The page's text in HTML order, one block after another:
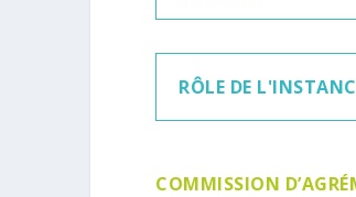
RÔLE DE
COMMISSION